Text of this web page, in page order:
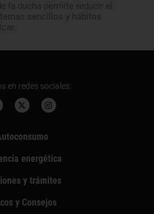
la ducha permite reducir el
sencillos y hábitos
en redes sociales:
energética
y trámites
y Consejos